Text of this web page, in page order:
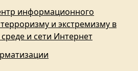
информационного
и экстремизму в
и сети Интернет